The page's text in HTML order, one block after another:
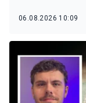
06.08.2026 10:09